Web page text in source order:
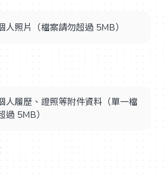
人照片（檔案請勿超過 5MB）
人履歷、證照等附件資料（單一檔
過 5MB）